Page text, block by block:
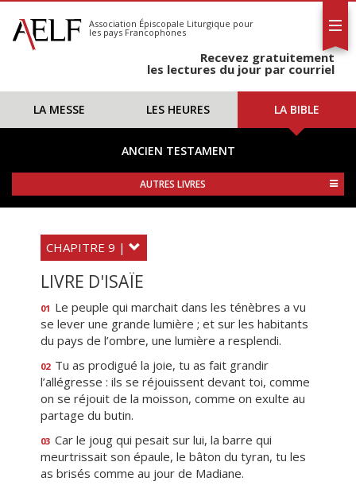
S'abonner
Calendrier
Association Épiscopale Liturgique pour
les pays Francophones
Recevez gratuitement
les lectures du jour par courriel
LA MESSE LES HEURES LA BIBLE
ANCIEN TESTAMENT
AUTRES LIVRES
CHAPITRE 9 |
LIVRE D'ISAÏE
01 Le peuple qui marchait dans les ténèbres a vu
se lever une grande lumière ; et sur les habitants
du pays de l’ombre, une lumière a resplendi.
02 Tu as prodigué la joie, tu as fait grandir
l’allégresse : ils se réjouissent devant toi, comme
on se réjouit de la moisson, comme on exulte au
partage du butin.
03 Car le joug qui pesait sur lui, la barre qui
meurtrissait son épaule, le bâton du tyran, tu les
as brisés comme au jour de Madiane.